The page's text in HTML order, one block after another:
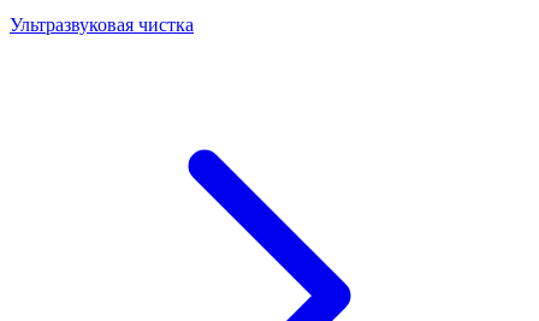
Ультразвуковая чистка